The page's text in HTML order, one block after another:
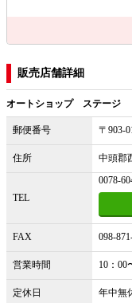
販売店舗詳細
オートショップ ステージ
郵便番号 〒903-
住所 中頭郡
TEL
0078-
FAX 098-
営業時間 10：00
定休日 年中無